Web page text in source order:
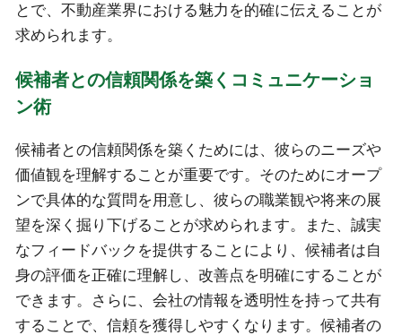
とで、不動産業界における魅力を的確に伝えることが
求められます。
候補者との信頼関係を築くコミュニケーショ
ン術
候補者との信頼関係を築くためには、彼らのニーズや
価値観を理解することが重要です。そのためにオープ
ンで具体的な質問を用意し、彼らの職業観や将来の展
望を深く掘り下げることが求められます。また、誠実
なフィードバックを提供することにより、候補者は自
身の評価を正確に理解し、改善点を明確にすることが
できます。さらに、会社の情報を透明性を持って共有
することで、信頼を獲得しやすくなります。候補者の